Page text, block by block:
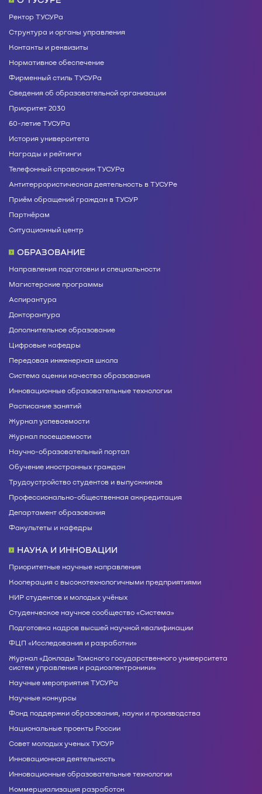
Ректор ТУСУРа
Структура и органы управления
Контакты и реквизиты
Нормативное обеспечение
Фирменный стиль ТУСУРа
Сведения об образовательной организации
Приоритет 2030
60-летие ТУСУРа
История университета
Награды и рейтинги
Телефонный справочник ТУСУРа
Антитеррористическая деятельность в ТУСУРе
Приём обращений граждан в ТУСУР
Партнёрам
Ситуационный центр
ОБРАЗОВАНИЕ
Направления подготовки и специальности
Магистерские программы
Аспирантура
Докторантура
Дополнительное образование
Цифровые кафедры
Передовая инженерная школа
Система оценки качества образования
Инновационные образовательные технологии
Расписание занятий
Журнал успеваемости
Журнал посещаемости
Научно-образовательный портал
Обучение иностранных граждан
Трудоустройство студентов и выпускников
Профессионально-общественная аккредитация
Департамент образования
Факультеты и кафедры
НАУКА И ИННОВАЦИИ
Приоритетные научные направления
Кооперация с высокотехнологичными предприятиями
НИР студентов и молодых учёных
Студенческое научное сообщество «Система»
Подготовка кадров высшей научной квалификации
ФЦП «Исследования и разработки»
Журнал «Доклады Томского государственного университета
систем управления и радиоэлектроники»
Научные мероприятия ТУСУРа
Научные конкурсы
Фонд поддержки образования, науки и производства
Национальные проекты России
Совет молодых ученых ТУСУР
Инновационная деятельность
Инновационные образовательные технологии
Коммерциализация разработок